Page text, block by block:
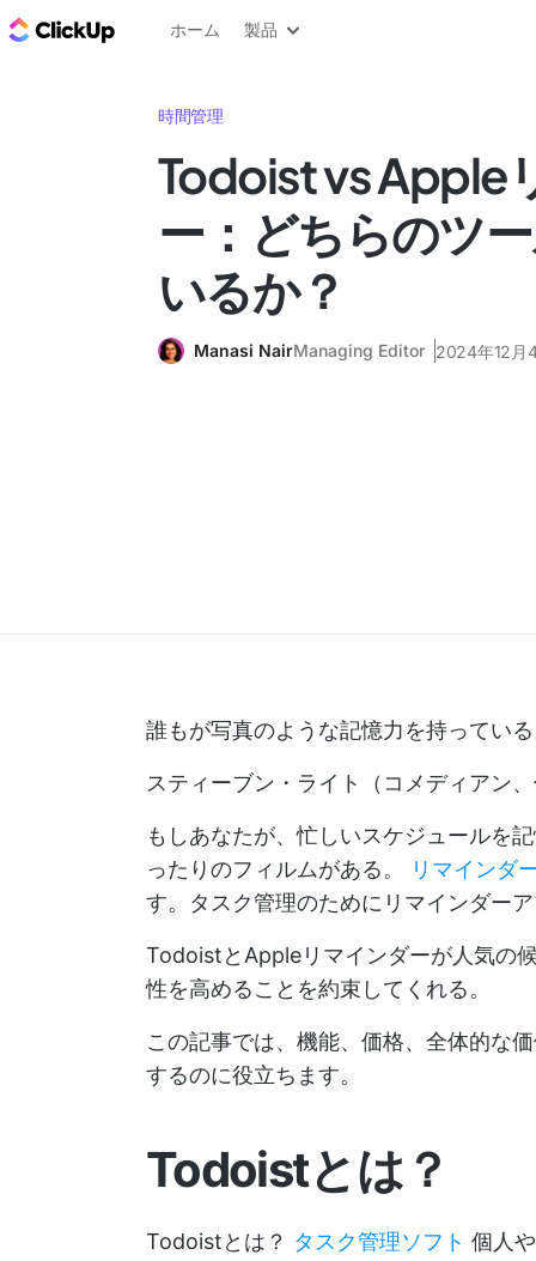
ClickUp ブログ
ホーム 製品
時間管理
Todoist vs Apple
ー：どちらのツ
いるか？
Manasi NairManaging Editor 2024年12月
誰もが写真のような記憶力を持ってい
スティーブン・ライト（コメディアン
もしあなたが、忙しいスケジュールを
ったりのフィルムがある。
リマインダ
す。タスク管理のためにリマインダー
TodoistとAppleリマインダーが人気の
性を高めることを約束してくれる。
この記事では、機能、価格、全体的な
するのに役立ちます。
Todoistとは？
Todoistとは？ タスク管理ソフト 個人